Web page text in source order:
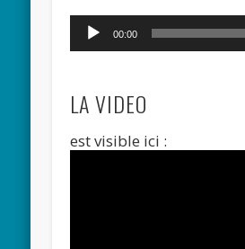
Lecteur
audio
00:00
LA VIDEO
est visible ici :